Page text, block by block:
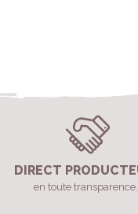
DIRECT
en toute